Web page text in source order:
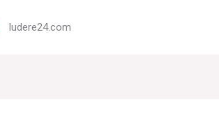
ludere24.com